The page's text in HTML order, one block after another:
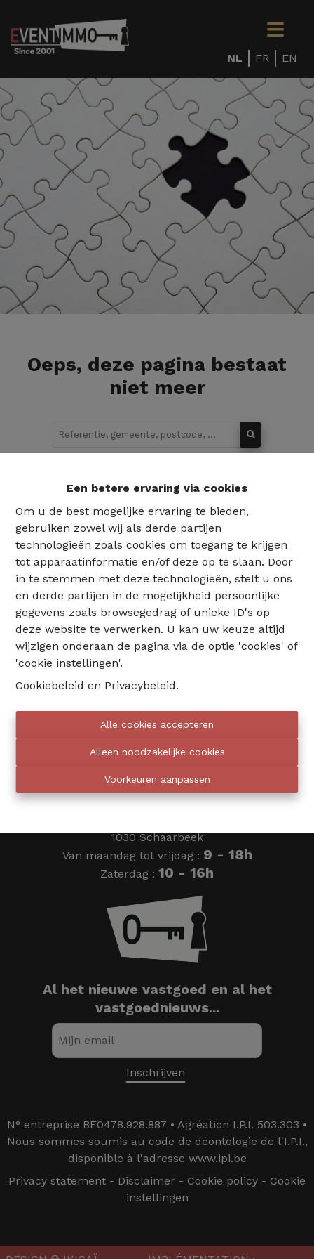
Een betere ervaring via cookies
Om u de best mogelijke ervaring te bieden,
gebruiken zowel wij als derde partijen
technologieën zoals cookies om toegang te krijgen
tot apparaatinformatie en/of deze op te slaan. Door
in te stemmen met deze technologieën, stelt u ons
en derde partijen in de mogelijkheid persoonlijke
gegevens zoals browsegedrag of unieke ID's op
deze website te verwerken. U kan uw keuze altijd
wijzigen onderaan de pagina via de optie 'cookies' of
'cookie instellingen'.
Cookiebeleid en Privacybeleid.
Alle cookies accepteren
Alleen noodzakelijke cookies
Voorkeuren aanpassen
NL FR EN
Oeps, deze pagina bestaat
niet meer
02 735 18 38
Eventimmo chasseurs
1030 Schaarbeek
Van maandag tot vrijdag : 9 - 18h
Zaterdag : 10 - 16h
Al het nieuwe vastgoed en al het
vastgoednieuws...
N° entreprise BE0478.928.887 • Agréation I.P.I. 503.303 •
Nous sommes soumis au code de déontologie de l'I.P.I.,
disponible à l'adresse www.ipi.be
Privacy statement - Disclaimer - Cookie policy - Cookie
instellingen